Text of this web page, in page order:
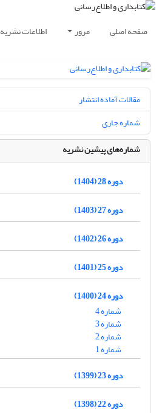
صفحه اصلی مرور اطلاعات نشریه
مقالات آماده انتشار
شماره جاری
شماره‌های پیشین نشریه
دوره 28 (1404)
دوره 27 (1403)
دوره 26 (1402)
دوره 25 (1401)
دوره 24 (1400)
شماره 4
شماره 3
شماره 2
شماره 1
دوره 23 (1399)
دوره 22 (1398)